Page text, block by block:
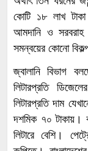
কোটি ১৮ লাখ
আমদানি ও সরবরাহ
সমন্বয়ের কোনো
জ্বালানি বিভাগ
লিটারপ্রতি
লিটারপ্রতি দাম
দশমিক ৭০ টাকায়।
লিটারে বেশি।